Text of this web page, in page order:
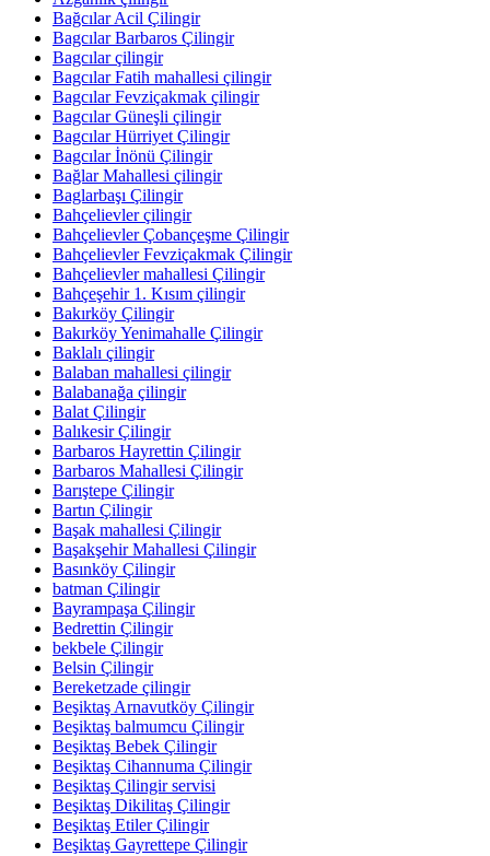
Bağcılar Acil Çilingir
Bagcılar Barbaros Çilingir
Bagcılar çilingir
Bagcılar Fatih mahallesi çilingir
Bagcılar Fevziçakmak çilingir
Bagcılar Güneşli çilingir
Bagcılar Hürriyet Çilingir
Bagcılar İnönü Çilingir
Bağlar Mahallesi çilingir
Baglarbaşı Çilingir
Bahçelievler çilingir
Bahçelievler Çobançeşme Çilingir
Bahçelievler Fevziçakmak Çilingir
Bahçelievler mahallesi Çilingir
Bahçeşehir 1. Kısım çilingir
Bakırköy Çilingir
Bakırköy Yenimahalle Çilingir
Baklalı çilingir
Balaban mahallesi çilingir
Balabanağa çilingir
Balat Çilingir
Balıkesir Çilingir
Barbaros Hayrettin Çilingir
Barbaros Mahallesi Çilingir
Barıştepe Çilingir
Bartın Çilingir
Başak mahallesi Çilingir
Başakşehir Mahallesi Çilingir
Basınköy Çilingir
batman Çilingir
Bayrampaşa Çilingir
Bedrettin Çilingir
bekbele Çilingir
Belsin Çilingir
Bereketzade çilingir
Beşiktaş Arnavutköy Çilingir
Beşiktaş balmumcu Çilingir
Beşiktaş Bebek Çilingir
Beşiktaş Cihannuma Çilingir
Beşiktaş Çilingir servisi
Beşiktaş Dikilitaş Çilingir
Beşiktaş Etiler Çilingir
Beşiktaş Gayrettepe Çilingir